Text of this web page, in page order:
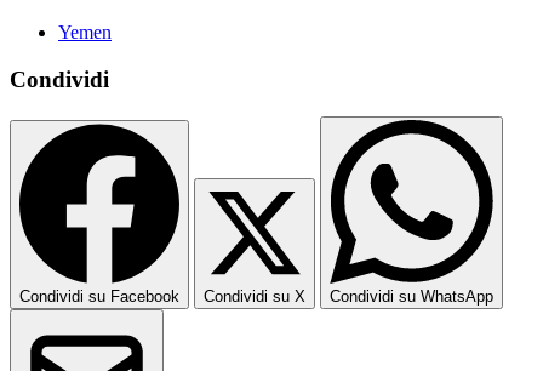
Yemen
Condividi
Condividi su Facebook Condividi su X Condividi su WhatsApp